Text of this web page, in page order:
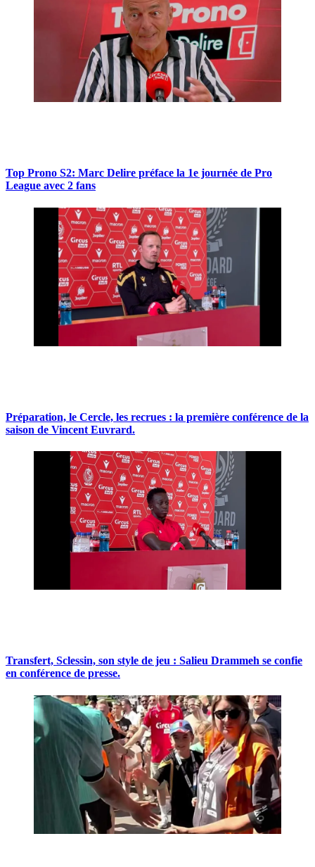
Top Prono S2: Marc Delire préface la 1e journée de Pro
League avec 2 fans
Préparation, le Cercle, les recrues : la première conférence de la
saison de Vincent Euvrard.
Transfert, Sclessin, son style de jeu : Salieu Drammeh se confie
en conférence de presse.